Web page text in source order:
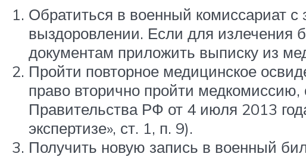
Обратиться в военный комиссариат
выздоровлении. Если для излечения
документам приложить выписку из
Пройти повторное медицинское
право вторично пройти
Правительства РФ от 4 июля 2013
экспертизе», ст. 1, п. 9).
Получить новую запись в военный